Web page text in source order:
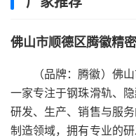
佛山市顺德区腾徽精
（品牌：腾徽）佛
一家专注于钢珠滑轨、
研发、生产、销售与服
制造领域，拥有专业的